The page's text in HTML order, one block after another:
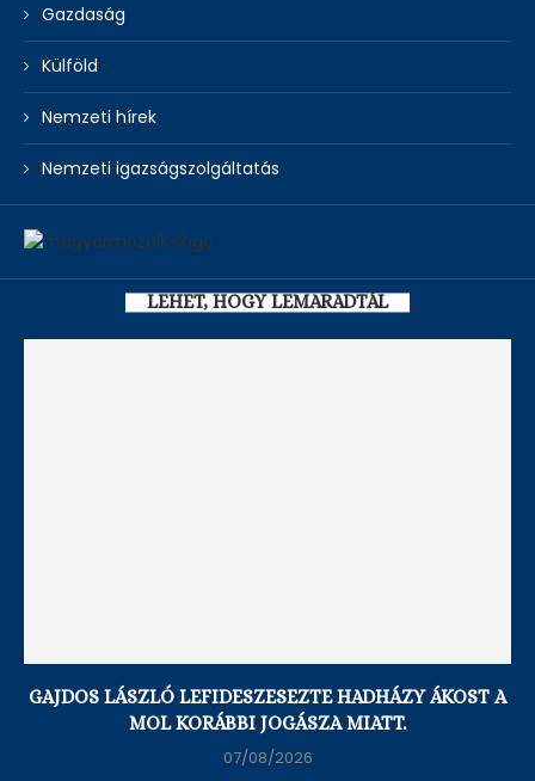
Gazdaság
Külföld
Nemzeti hírek
Nemzeti igazságszolgáltatás
LEHET, HOGY LEMARADTÁL
GAJDOS LÁSZLÓ LEFIDESZESEZTE HADHÁZY ÁKOST A
MOL KORÁBBI JOGÁSZA MIATT.
07/08/2026